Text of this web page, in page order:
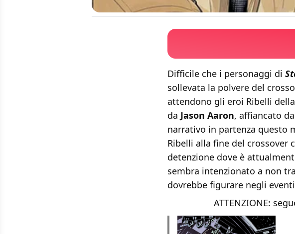
Difficile che i personaggi di
sollevata la polvere del
attendono gli eroi Ribelli
da Jason Aaron, affiancato
narrativo in partenza questo
Ribelli alla fine del
detenzione dove è
sembra intenzionato a non
dovrebbe figurare negli
ATTENZIONE: